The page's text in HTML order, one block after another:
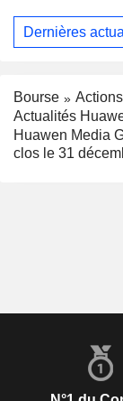
Dernières
Bourse Actions
Actualités
Huawen Media
clos le 31